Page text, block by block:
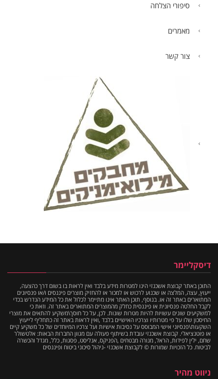
סיפורי הצלחה
מאמרים
צור קשר
דיסקליימר
התוכן באתר קבוצת אשכנזי הינו למטרות מידע בלבד ואין לראות בו בשום דרך כהצעה,
ייעוץ, עצה, המלצה או שכנוע לרכוש או למכור או להחזיק מוצרים פיננסים ו/או פנסיונים
המתוארים באתר זה או. בנוסף, תוכן האתר אינו מתיימר לכלול את כל המידע הנדרש בכדי
לקבל החלטה פנסיונית או פיננסית כחלק מהמוצרים המתוארים באתר זה. וזאת כי
למשקיעים שונים עשויות להיות מטרות שונות. לכן, על כל חוסך\משקיע להתאים את מוצרי
החיסכון שלו על פי מטרותיו וצרכיו האישיים בלבד ,ואין לראות באתר זה כתחליף לייעוץ
השקעות\פנסיוני אישי המבוסס על נסיבות אישיות ועל צרכיו המיוחדים של כל משקיע קיים
או פוטנציאלי. קבוצת אשכנזי עובדת בשיתוף פעולה עם מגוון החברות הבאות: אלטשולר
שחם, ילין לפידות, הראל, מנורה מבטחים ,הפניקס, אנליסט, פסגות, כלל, מגדל והכשרה
לביטוח. כל הזכויות שמורות © לקבוצת אשכנזי -ניהול סיכוני ביטוח ופיננסים
ניווט מהיר